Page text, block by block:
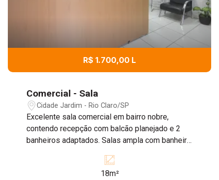
R$ 1.700,00 L
Comercial - Sala
Cidade Jardim - Rio Claro/SP
Excelente sala comercial em bairro nobre,
contendo recepção com balcão planejado e 2
banheiros adaptados. Salas ampla com banheiro
18m²